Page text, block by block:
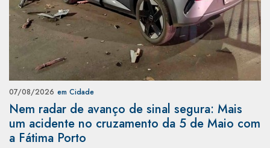
07/08/2026 em Cidade
Nem radar de avanço de sinal segura: Mais
um acidente no cruzamento da 5 de Maio com
a Fátima Porto